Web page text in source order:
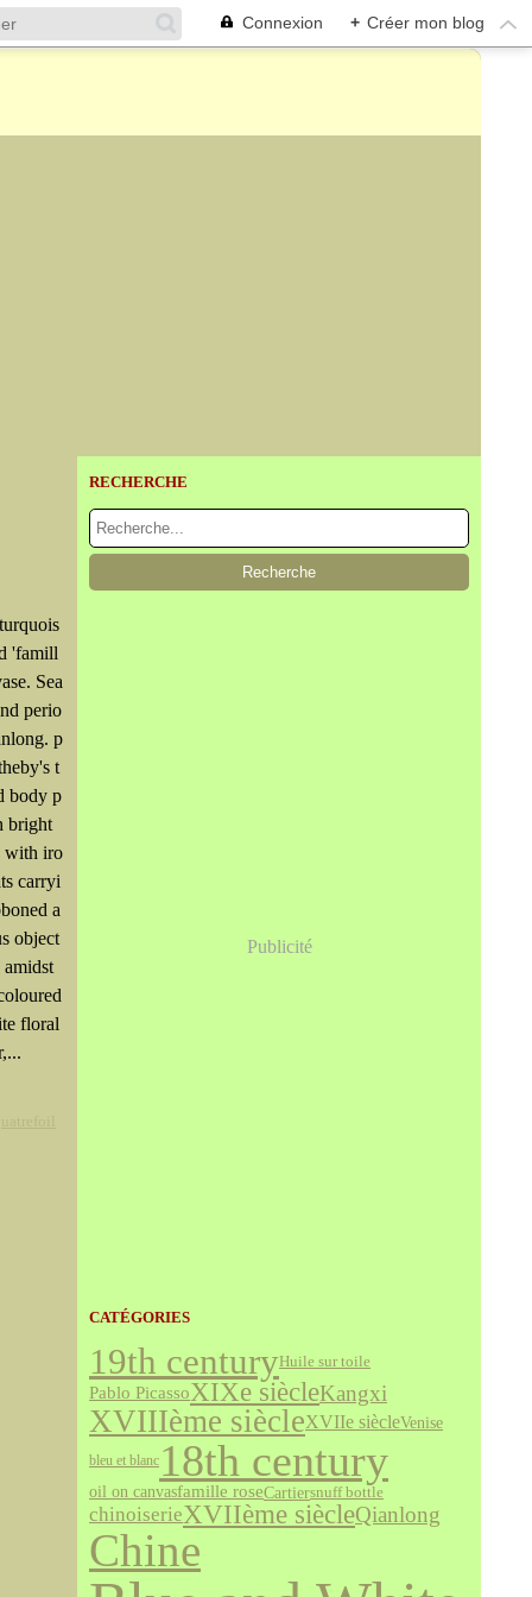
Connexion + Créer mon blog
'famill
Sea
perio
p
t
body p
bright
with iro
carryi
a
object
floral
RECHERCHE
Publicité
CATÉGORIES
19th centuryHuile sur toile
Pablo PicassoXIXe siècleKangxi
XVIIIème siècleXVIIe siècleVenise
bleu et blanc 18th century
oil on canvasfamille roseCartiersnuff bottle
chinoiserieXVIIème siècleQianlong
Chine